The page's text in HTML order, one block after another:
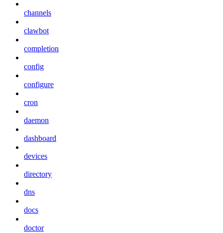
channels
clawbot
completion
config
configure
cron
daemon
dashboard
devices
directory
dns
docs
doctor